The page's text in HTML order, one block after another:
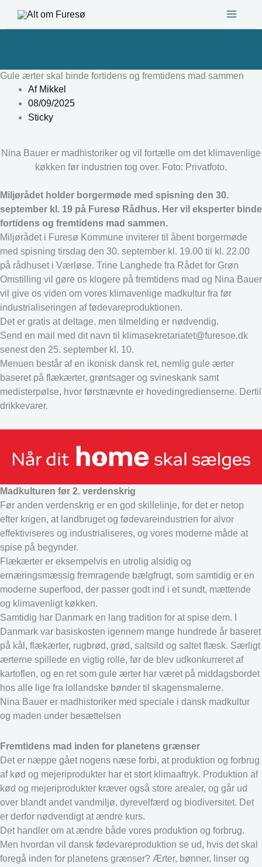
Gule ærter skal binde fortidens og fremtidens mad sammen
AfMikkel
08/09/2025
Sticky
Nina Bauer er madhistoriker og vil fortælle om det klimavenlige
køkken før industrien tog over. Foto: Privatfoto.
Miljørådet holder borgermøde med spisning den 30.
september kl. 19 på Furesø Rådhus. Her vil eksperter binde
fortidens og fremtidens mad sammen.
Miljørådet i Furesø Kommune inviterer til åbent borgermøde
med spisning tirsdag den 30. september kl. 19.00 til kl. 22.00
på rådhuset i Værløse. Trine Langhede fra Rådet for Grøn
Omstilling vil gøre os klogere på fremtidens mad og Nina Bauer
vil give os viden om vores klimavenlige madkultur fra før
industrialiseringen af fødevareproduktionen.
Det er gratis at deltage, men tilmelding er nødvendig.
Send en mail med dit navn til klimasekretariatet@furesoe.dk
senest den 25. september kl. 10.
Menuen består af en ikonisk dansk ret, nemlig gule ærter
baseret på flækærter, grøntsager og svineskank samt
medisterpølse, hvor førstnævnte er hovedingredienserne. Dertil
drikkevarer.
Madkulturen før 2. verdenskrig
Før anden verdenskrig er en god skillelinje, for det er netop
efter krigen, at landbruget og fødevareindustrien for alvor
effektiviseres og industrialiseres, og vores moderne måde at
spise på begynder.
Flækærter er eksempelvis en utrolig alsidig og
ernæringsmæssig fremragende bælgfrugt, som samtidig er en
moderne superfood, der passer godt ind i et sundt, mættende
og klimavenligt køkken.
Samtidig har Danmark en lang tradition for at spise dem. I
Danmark var basiskosten igennem mange hundrede år baseret
på kål, flækærter, rugbrød, grød, saltsild og saltet flæsk. Særligt
ærterne spillede en vigtig rolle, før de blev udkonkurreret af
kartoflen, og en ret som gule ærter har været på middagsbordet
hos alle lige fra lollandske bønder til skagensmalerne.
Nina Bauer er madhistoriker med speciale i dansk madkultur
og maden under besættelsen
Fremtidens mad inden for planetens grænser
Det er næppe gået nogens næse forbi, at produktion og forbrug
af kød og mejeriprodukter har et stort klimaaftryk. Produktion af
kød og mejeriprodukter kræver også store arealer, og går ud
over blandt andet vandmiljø, dyrevelfærd og biodiversitet. Det
er derfor nødvendigt at ændre kurs.
Det handler om at ændre både vores produktion og forbrug.
Men hvordan vil dansk fødevareproduktion se ud, hvis det skal
foregå inden for planetens grænser? Ærter, bønner, linser og